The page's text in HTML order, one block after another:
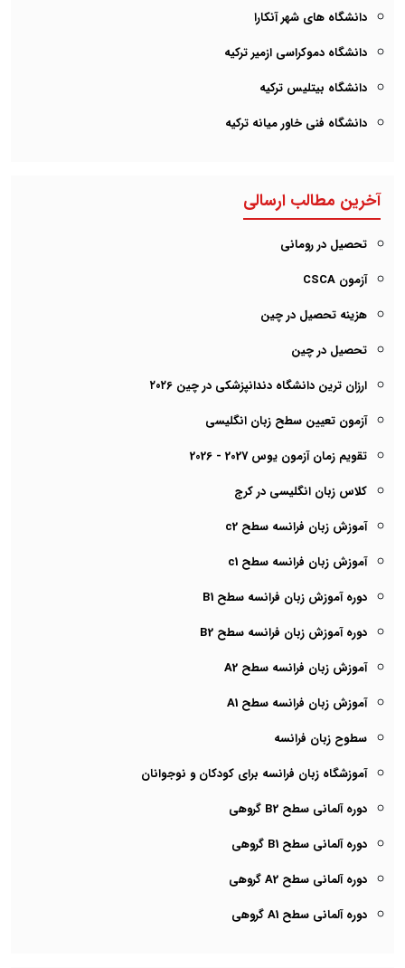
دانشگاه های شهر آنکارا
دانشگاه دموکراسی ازمیر ترکیه
دانشگاه بیتلیس ترکیه
دانشگاه فنی خاور میانه ترکیه
آخرین مطالب ارسالی
تحصیل در رومانی
آزمون CSCA
هزینه تحصیل در چین
تحصیل در چین
ارزان ترین دانشگاه دندانپزشکی در چین ۲۰۲6
آزمون تعیین سطح زبان انگلیسی
تقویم زمان آزمون یوس 2027 - 2026
کلاس زبان انگلیسی در کرج
آموزش زبان فرانسه سطح c2
آموزش زبان فرانسه سطح c1
دوره آموزش زبان فرانسه سطح B1
دوره آموزش زبان فرانسه سطح B2
آموزش زبان فرانسه سطح A2
آموزش زبان فرانسه سطح A1
سطوح زبان فرانسه
آموزشگاه زبان فرانسه برای کودکان و نوجوانان
دوره آلمانی سطح B2 گروهی
دوره آلمانی سطح B1 گروهی
دوره آلمانی سطح A2 گروهی
دوره آلمانی سطح A1 گروهی